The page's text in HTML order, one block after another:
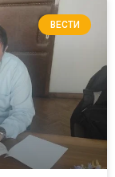
ВЕСТИ